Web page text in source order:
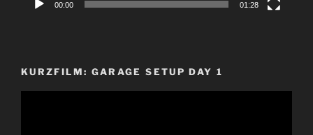
00:00 01:28
KURZFILM: GARAGE SETUP DAY 1